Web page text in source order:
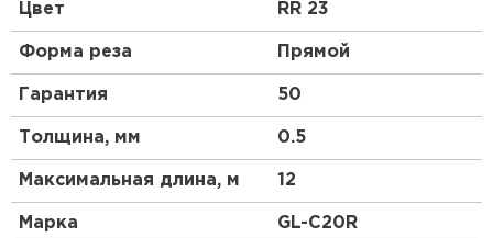
материал для частного коттеджного
Цвет RR 23
Форма реза Прямой
Гарантия 50
Толщина, мм 0.5
Максимальная длина, м 12
Марка GL-С20R